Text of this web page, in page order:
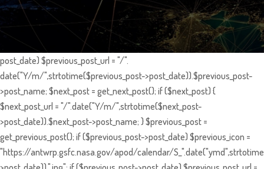
post_date) $previous_post_url = "/".
date("Y/m/",strtotime($previous_post->post_date)).$previous_post-
>post_name; $next_post = get_next_post(); if ($next_post) {
$next_post_url = "/".date("Y/m/",strtotime($next_post-
>post_date)).$next_post->post_name; } $previous_post =
get_previous_post(); if ($previous_post->post_date) $previous_icon =
"https://antwrp.gsfc.nasa.gov/apod/calendar/